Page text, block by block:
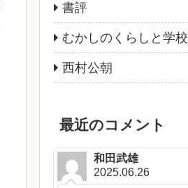
書評
むかしのくらしと学校
西村公朝
最近のコメント
和田武雄
2025.06.26